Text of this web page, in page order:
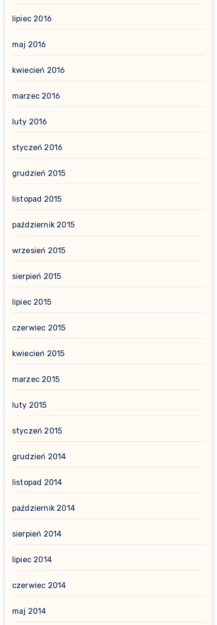
lipiec 2016
maj 2016
kwiecień 2016
marzec 2016
luty 2016
styczeń 2016
grudzień 2015
listopad 2015
październik 2015
wrzesień 2015
sierpień 2015
lipiec 2015
czerwiec 2015
kwiecień 2015
marzec 2015
luty 2015
styczeń 2015
grudzień 2014
listopad 2014
październik 2014
sierpień 2014
lipiec 2014
czerwiec 2014
maj 2014